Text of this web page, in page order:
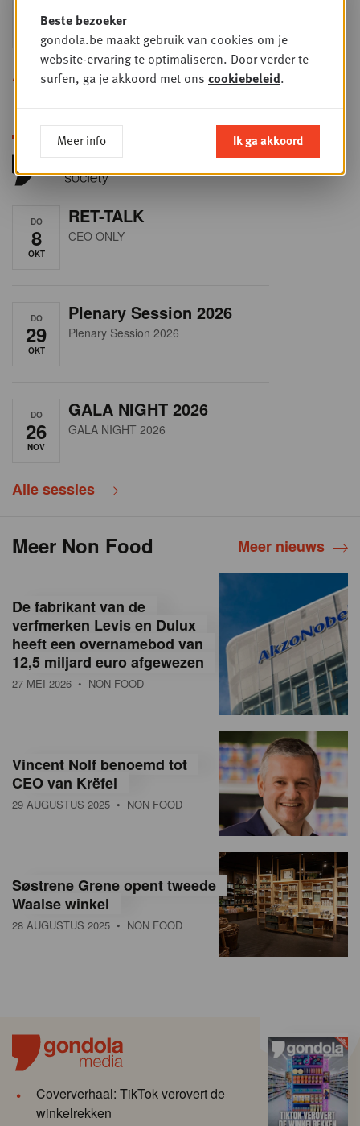
24
2026
Sales & Nego summit 2026
Alle opleidingen
DO
8
OKT
RET-TALK
CEO ONLY
DO
29
OKT
Plenary Session 2026
Plenary Session 2026
DO
26
NOV
GALA NIGHT 2026
GALA NIGHT 2026
Alle sessies
Meer Non Food Meer nieuws
De fabrikant van de
verfmerken Levis en Dulux
heeft een overnamebod van
12,5 miljard euro afgewezen
27 MEI 2026 • NON FOOD
Vincent Nolf benoemd tot
CEO van Krëfel
29 AUGUSTUS 2025 • NON FOOD
Søstrene Grene opent tweede
Waalse winkel
28 AUGUSTUS 2025 • NON FOOD
Coververhaal: TikTok verovert de
winkelrekken
Beste bezoeker
gondola.be maakt gebruik van cookies om je
website-ervaring te optimaliseren. Door verder te
surfen, ga je akkoord met ons cookiebeleid.
Meer info Ik ga akkoord